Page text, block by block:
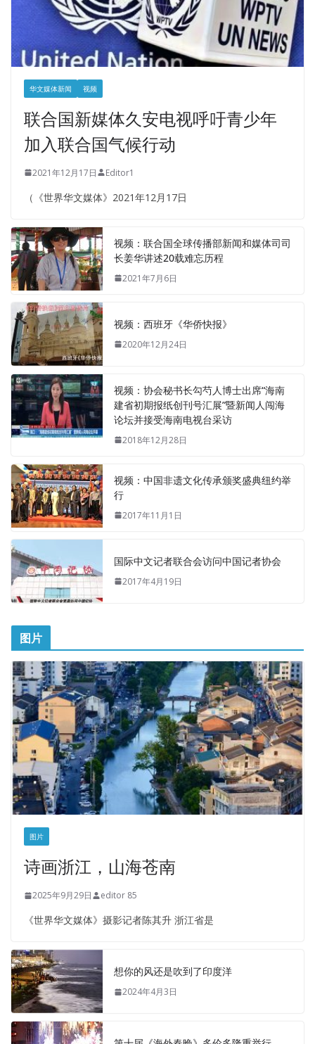
华文媒体新闻 视频
联合国新媒体久安电视呼吁青少年
加入联合国气候行动
2021年12月17日 Editor1
（《世界华文媒体》2021年12月17日
视频：联合国全球传播部新闻和媒体司司
长姜华讲述20载难忘历程
2021年7月6日
视频：西班牙《华侨快报》
2020年12月24日
视频：协会秘书长勾芍人博士出席“海南
建省初期报纸创刊号汇展”暨新闻人闯海
论坛并接受海南电视台采访
2018年12月28日
视频：中国非遗文化传承颁奖盛典纽约举
行
2017年11月1日
国际中文记者联合会访问中国记者协会
2017年4月19日
图片
图片
诗画浙江，山海苍南
2025年9月29日 editor 85
《世界华文媒体》摄影记者陈其升 浙江省是
想你的风还是吹到了印度洋
2024年4月3日